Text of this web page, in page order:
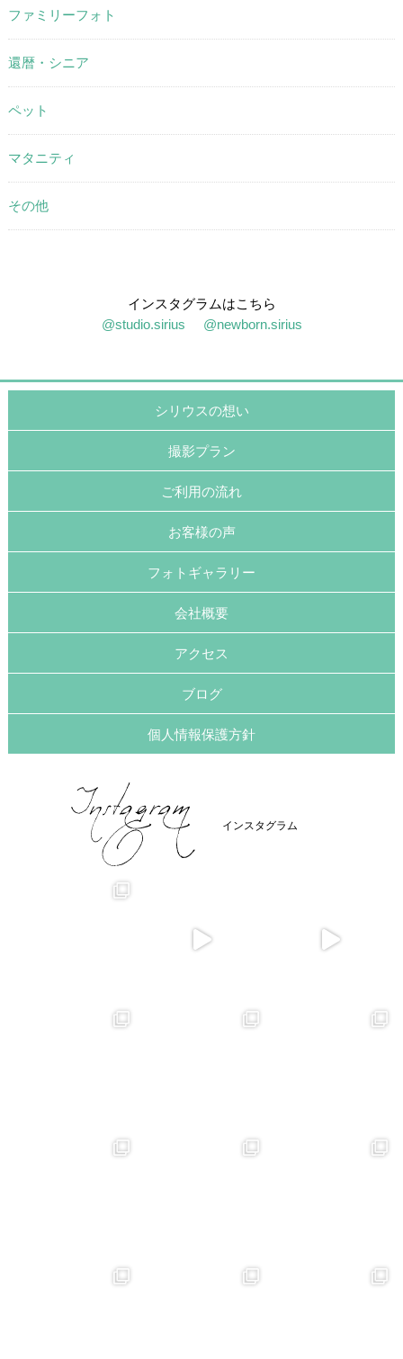
ファミリーフォト
還暦・シニア
ペット
マタニティ
その他
インスタグラムはこちら
@studio.sirius
@newborn.sirius
シリウスの想い
撮影プラン
ご利用の流れ
お客様の声
フォトギャラリー
会社概要
アクセス
ブログ
個人情報保護方針
インスタグラム